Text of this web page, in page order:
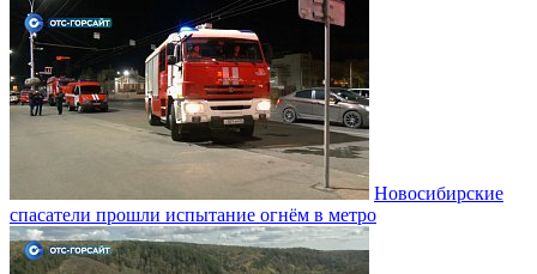
Новосибирские
спасатели прошли испытание огнём в метро